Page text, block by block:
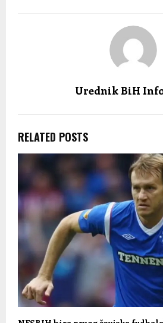
Urednik BiH
RELATED POSTS